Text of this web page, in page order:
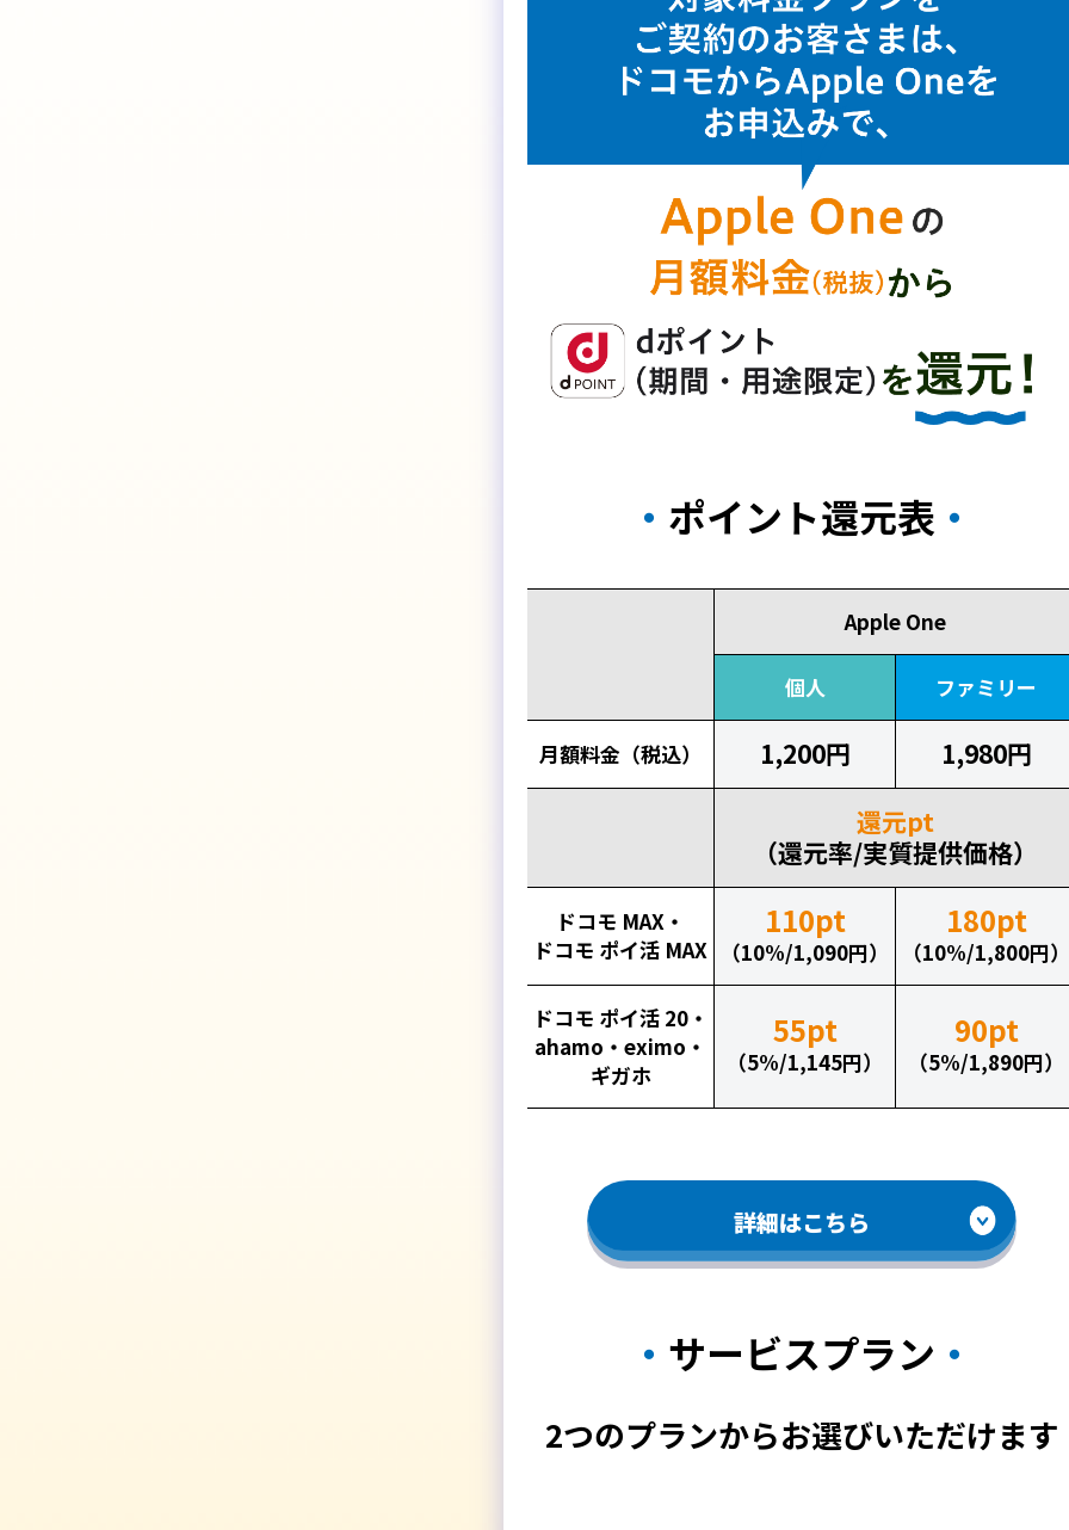
ポイント還元表
Apple One
個人 ファミリー
月額料金（税込） 1,200円
1,980円
還元pt
（還元率/実質提供価格）
ドコモ MAX・
ドコモ ポイ活 MAX
110pt
（10%/1,090円）
180pt
（10%/1,800円）
ドコモ ポイ活 20・
ahamo・eximo・
ギガホ
55pt
（5%/1,145円）
90pt
（5%/1,890円）
詳細はこちら
サービスプラン
2つのプランからお選びいただけます